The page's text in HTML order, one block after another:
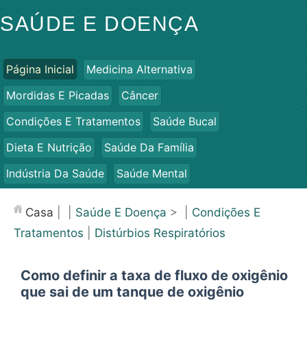
SAÚDE E DOENÇA
Página Inicial
Medicina Alternativa
Mordidas E Picadas
Câncer
Condições E Tratamentos
Saúde Bucal
Dieta E Nutrição
Saúde Da Família
Indústria Da Saúde
Saúde Mental
Saúde
Casa Saúde E Doença > | Condições E
Tratamentos
Distúrbios Respiratórios
Como definir a taxa de fluxo de oxigênio
que sai de um tanque de oxigênio